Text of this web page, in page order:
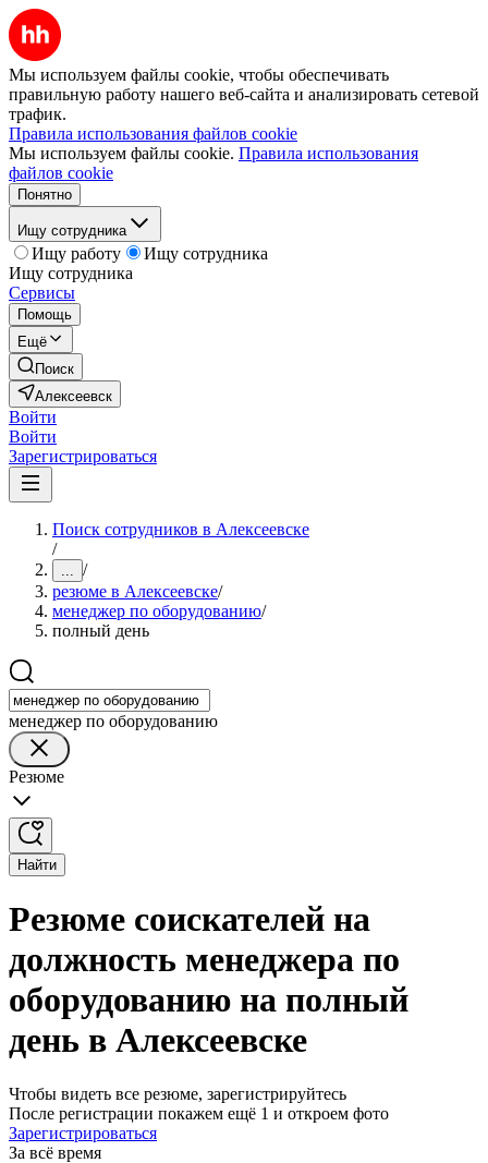
Мы используем файлы cookie, чтобы обеспечивать
правильную работу нашего веб-сайта и анализировать сетевой
трафик.
Правила использования файлов cookie
Мы используем файлы cookie. Правила использования
файлов cookie
Понятно
Ищу сотрудника
Ищу работу
Ищу сотрудника
Ищу сотрудника
Сервисы
Помощь
Ещё
Поиск
Алексеевск
Войти
Войти
Зарегистрироваться
Поиск сотрудников в Алексеевске
/
... /
резюме в Алексеевске/
менеджер по оборудованию/
полный день
менеджер по оборудованию
Резюме
Найти
Резюме соискателей на
должность менеджера по
оборудованию на полный
день в Алексеевске
Чтобы видеть все резюме, зарегистрируйтесь
После регистрации покажем ещё 1 и откроем фото
Зарегистрироваться
За всё время